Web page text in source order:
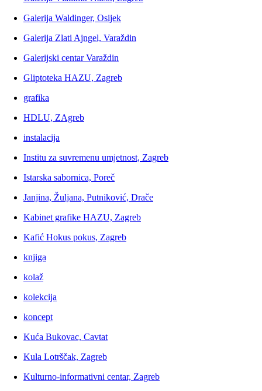
Galerija Waldinger, Osijek
Galerija Zlati Ajngel, Varaždin
Galerijski centar Varaždin
Gliptoteka HAZU, Zagreb
grafika
HDLU, ZAgreb
instalacija
Institu za suvremenu umjetnost, Zagreb
Istarska sabornica, Poreč
Janjina, Žuljana, Putniković, Drače
Kabinet grafike HAZU, Zagreb
Kafić Hokus pokus, Zagreb
knjiga
kolaž
kolekcija
koncept
Kuća Bukovac, Cavtat
Kula Lotrščak, Zagreb
Kulturno-informativni centar, Zagreb